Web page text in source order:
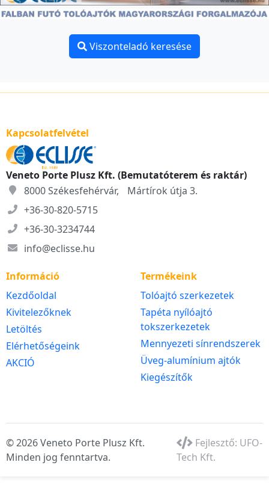
Viszonteladó keresése
Kapcsolatfelvétel
Veneto Porte Plusz Kft. (Bemutatóterem és raktár)
8000 Székesfehérvár, Mártírok útja 3.
+36-30-820-5715
+36-30-3234744
info@eclisse.hu
Információ
Kezdőoldal
Kivitelezőknek
Letöltés
Elérhetőségeink
AKCIÓ
Termékeink
Tolóajtó szerkezetek
Tapéta nyílóajtó
tokszerkezetek
Mennyezeti sínrendszerek
Üveg-alumínium ajtók
Kiegészítők
© 2026 Veneto Porte Plusz Kft.
Minden jog fenntartva.
Fejlesztő: UFO-
Tech Kft.